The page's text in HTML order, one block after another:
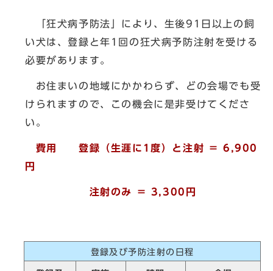
「狂犬病予防法」により、生後91日以上の飼
い犬は、登録と年1回の狂犬病予防注射を受ける
必要があります。
お住まいの地域にかかわらず、どの会場でも受
けられますので、この機会に是非受けてくださ
い。
費用 登録（生涯に1度）と注射 ＝ 6,900
円
注射のみ ＝ 3,300円
登録及び予防注射の日程